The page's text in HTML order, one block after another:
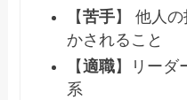
【苦手】 他人
かされること
【適職】リーダ
系